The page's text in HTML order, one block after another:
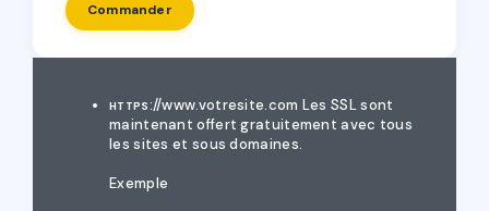
Commander
HTTPS ://www.votresite.com Les SSL sont
maintenant offert gratuitement avec tous
les sites et sous domaines.
Exemple